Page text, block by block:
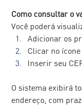
Como consultar o
Você poderá
Adicionar os
Clicar no
Inserir seu
O sistema exibirá
endereço, com